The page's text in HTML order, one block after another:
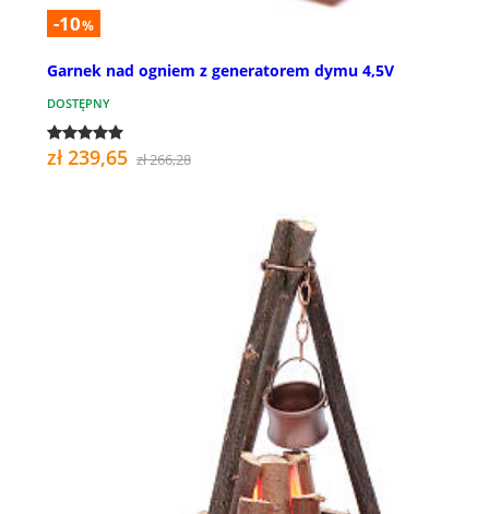
-10%
Garnek nad ogniem z generatorem dymu 4,5V
DOSTĘPNY
zł 239,65 zł 266,28